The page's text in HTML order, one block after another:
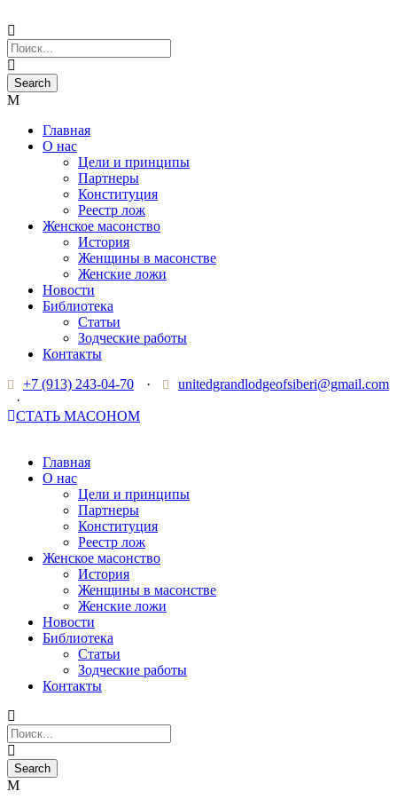
Главная
О нас
Цели и принципы
Партнеры
Конституция
Реестр лож
Женское масонство
История
Женщины в масонстве
Женские ложи
Новости
Библиотека
Статьи
Зодческие работы
Контакты
+7 (913) 243-04-70
·
unitedgrandlodgeofsiberi@gmail.com
·
СТАТЬ МАСОНОМ
Главная
О нас
Цели и принципы
Партнеры
Конституция
Реестр лож
Женское масонство
История
Женщины в масонстве
Женские ложи
Новости
Библиотека
Статьи
Зодческие работы
Контакты